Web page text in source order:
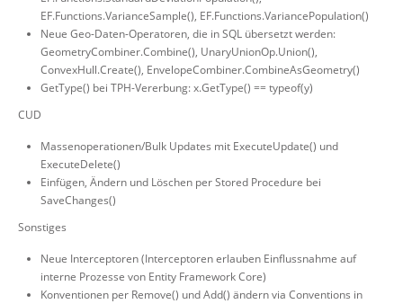
EF.Functions.VarianceSample(), EF.Functions.VariancePopulation()
Neue Geo-Daten-Operatoren, die in SQL übersetzt werden:
GeometryCombiner.Combine(), UnaryUnionOp.Union(),
ConvexHull.Create(), EnvelopeCombiner.CombineAsGeometry()
GetType() bei TPH-Vererbung: x.GetType() == typeof(y)
CUD
Massenoperationen/Bulk Updates mit ExecuteUpdate() und
ExecuteDelete()
Einfügen, Ändern und Löschen per Stored Procedure bei
SaveChanges()
Sonstiges
Neue Interceptoren (Interceptoren erlauben Einflussnahme auf
interne Prozesse von Entity Framework Core)
Konventionen per Remove() und Add() ändern via Conventions in